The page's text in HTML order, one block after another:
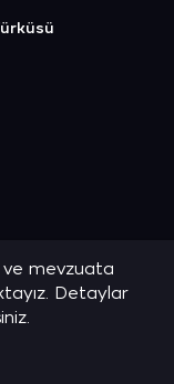
ve mevzuata
Detaylar